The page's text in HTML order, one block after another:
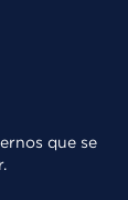
que se